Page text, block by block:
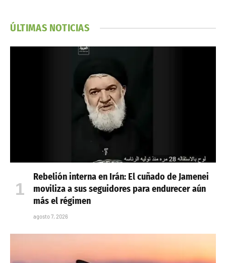
ÚLTIMAS NOTICIAS
Rebelión interna en Irán: El cuñado de Jamenei
moviliza a sus seguidores para endurecer aún
más el régimen
agosto 7, 2026